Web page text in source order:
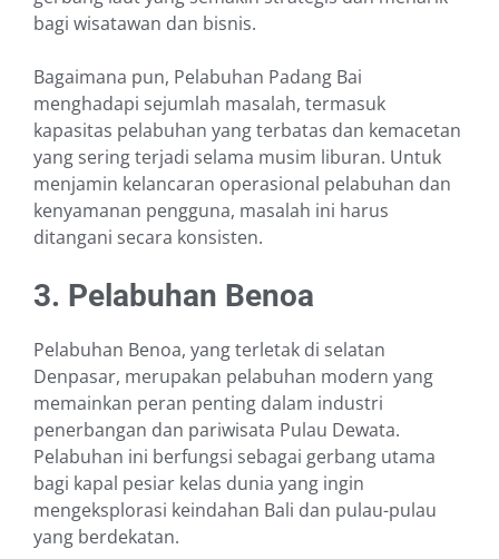
bagi wisatawan dan bisnis.
Bagaimana pun, Pelabuhan Padang Bai
menghadapi sejumlah masalah, termasuk
kapasitas pelabuhan yang terbatas dan kemacetan
yang sering terjadi selama musim liburan. Untuk
menjamin kelancaran operasional pelabuhan dan
kenyamanan pengguna, masalah ini harus
ditangani secara konsisten.
3. Pelabuhan Benoa
Pelabuhan Benoa, yang terletak di selatan
Denpasar, merupakan pelabuhan modern yang
memainkan peran penting dalam industri
penerbangan dan pariwisata Pulau Dewata.
Pelabuhan ini berfungsi sebagai gerbang utama
bagi kapal pesiar kelas dunia yang ingin
mengeksplorasi keindahan Bali dan pulau-pulau
yang berdekatan.